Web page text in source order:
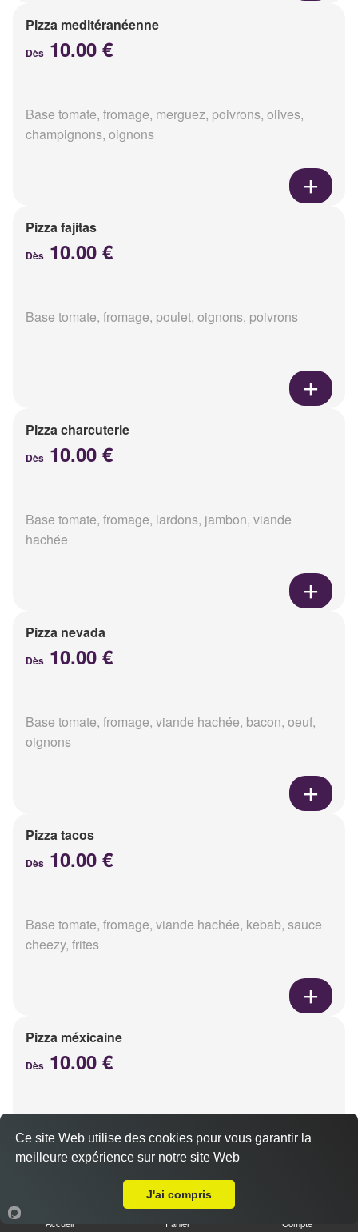
Pizza meditéranéenne
Dès 10.00 €
Base tomate, fromage, merguez, poivrons, olives,
champignons, oignons
Pizza fajitas
Dès 10.00 €
Base tomate, fromage, poulet, oignons, poivrons
Pizza charcuterie
Dès 10.00 €
Base tomate, fromage, lardons, jambon, viande
hachée
Pizza nevada
Dès 10.00 €
Base tomate, fromage, viande hachée, bacon, oeuf,
oignons
Pizza tacos
Dès 10.00 €
Base tomate, fromage, viande hachée, kebab, sauce
cheezy, frites
Pizza méxicaine
Dès 10.00 €
chorizo, poivrons
Accueil Panier Compte
Ce site Web utilise des cookies pour vous garantir la
meilleure expérience sur notre site Web
J'ai compris